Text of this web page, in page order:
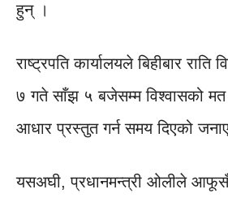
हुन् ।
राष्ट्रपति कार्यालयले बिहीबार राति
७ गते साँझ ५ बजेसम्म विश्वासको मत
आधार प्रस्तुत गर्न समय दिएको
यसअघी, प्रधानमन्त्री ओलीले